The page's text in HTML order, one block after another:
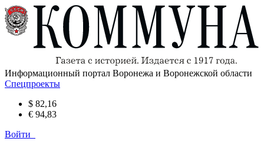
Информационный портал Воронежа и Воронежской области
Спецпроекты
$ 82,16
€ 94,83
Войти